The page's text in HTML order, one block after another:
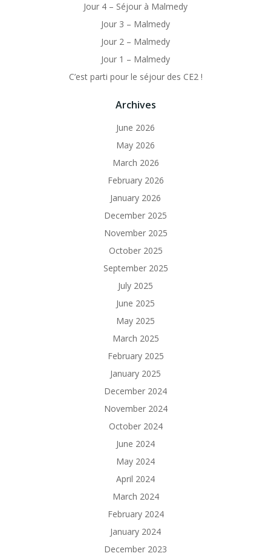
Jour 4 – Séjour à Malmedy
Jour 3 – Malmedy
Jour 2 – Malmedy
Jour 1 – Malmedy
C’est parti pour le séjour des CE2 !
Archives
June 2026
May 2026
March 2026
February 2026
January 2026
December 2025
November 2025
October 2025
September 2025
July 2025
June 2025
May 2025
March 2025
February 2025
January 2025
December 2024
November 2024
October 2024
June 2024
May 2024
April 2024
March 2024
February 2024
January 2024
December 2023